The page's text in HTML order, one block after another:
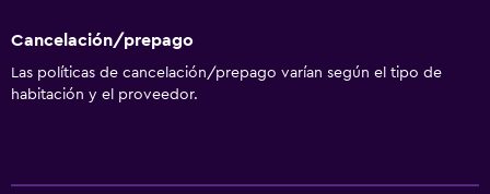
Cancelación/prepago
Las políticas de cancelación/prepago varían según el tipo de
habitación y el proveedor.